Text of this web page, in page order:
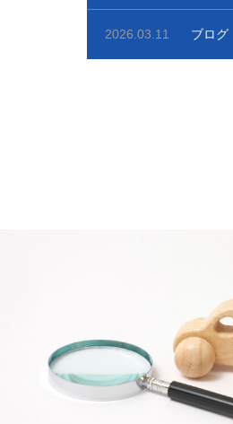
高の夏を先取り☀️
2026.03.11 ブログ